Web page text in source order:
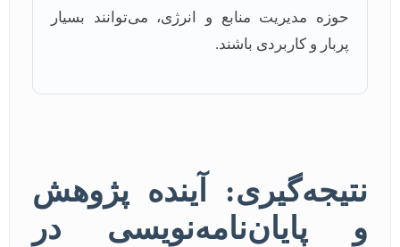
حوزه مدیریت منابع و انرژی، می‌توانند بسیار
پربار و کاربردی باشند.
نتیجه‌گیری: آینده پژوهش
و پایان‌نامه‌نویسی در